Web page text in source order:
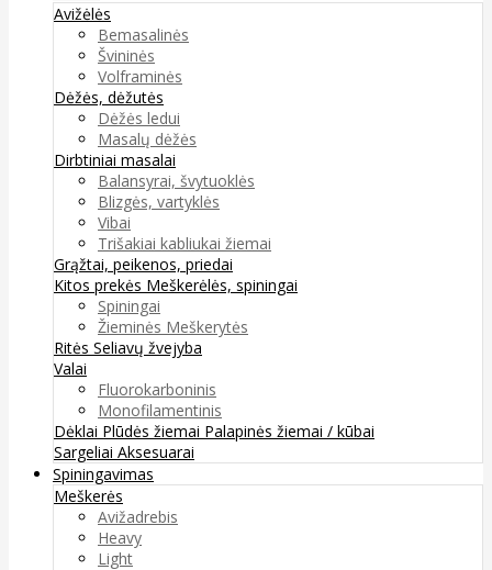
Avižėlės
Bemasalinės
Švininės
Volframinės
Dėžės, dėžutės
Dėžės ledui
Masalų dėžės
Dirbtiniai masalai
Balansyrai, švytuoklės
Blizgės, vartyklės
Vibai
Trišakiai kabliukai žiemai
Grąžtai, peikenos, priedai
Kitos prekės Meškerėlės, spiningai
Spiningai
Žieminės Meškerytės
Ritės Seliavų žvejyba
Valai
Fluorokarboninis
Monofilamentinis
Dėklai Plūdės žiemai Palapinės žiemai / kūbai
Sargeliai Aksesuarai
Spiningavimas
Meškerės
Avižadrebis
Heavy
Light